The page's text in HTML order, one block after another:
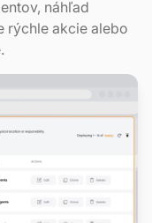
náhľad
rýchle akcie alebo